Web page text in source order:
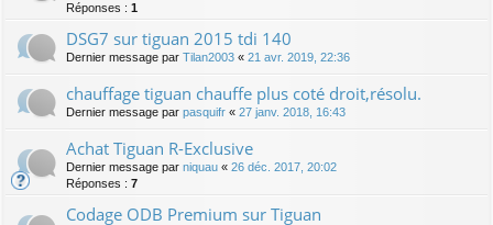
Réponses : 1
DSG7 sur tiguan 2015 tdi 140
Dernier message par Tilan2003 « 21 avr. 2019, 22:36
chauffage tiguan chauffe plus coté droit,résolu.
Dernier message par pasquifr « 27 janv. 2018, 16:43
Achat Tiguan R-Exclusive
Dernier message par niquau « 26 déc. 2017, 20:02
Réponses : 7
Codage ODB Premium sur Tiguan